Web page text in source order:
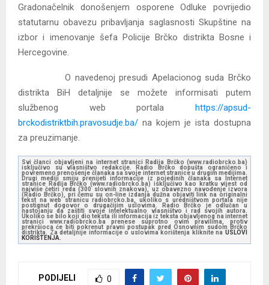
Gradonačelnik donošenjem osporene Odluke povrijedio
statutarnu obavezu pribavljanja saglasnosti Skupštine na
izbor i imenovanje šefa Policije Brčko distrikta Bosne i
Hercegovine.
O navedenoj presudi Apelacionog suda Brčko
distrikta BiH detaljnije se možete informisati putem
službenog web portala
https://apsud-
brckodistriktbih.pravosudje.ba/ na kojem je ista dostupna
za preuzimanje.
Svi članci objavljeni na internet stranici Radija Brčko (www.radiobrcko.ba)
isključivo su vlasništvo redakcije. Radio Brčko dopušta ograničeno i
povremeno prenošenje članaka sa svoje internet stranice u drugim medijima.
Drugi mediji smiju prenijeti informacije iz pojedinih članaka sa Internet
stranice Radija Brčko (www.radiobrcko.ba) isključivo kao kratku vijest od
najviše četiri reda (300 slovnih znakova), uz obavezno navođenje izvora
(Radio Brčko), pri čemu su on-line izdanja dužna objaviti link na originalni
tekst na web stranicu radiobrcko.ba, ukoliko s uredništvom portala nije
postignut dogovor o drugačijim uslovima. Radio Brčko je odlučan u
nastojanju da zaštiti svoje intelektualno vlasništvo i rad svojih autora.
Ukoliko se bilo koji dio teksta ili informacija iz teksta objavljenog na internet
stranici www.radiobrcko.ba prenese suprotno ovim pravilima, protiv
prekršioca će biti pokrenut pravni postupak pred Osnovnim sudom Brčko
distrikta. Za detaljnije informacije o uslovima korištenja kliknite na USLOVI
KORIŠTENJA.
PODIJELI 0